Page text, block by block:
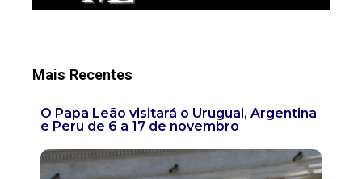
Mais Recentes
O Papa Leão visitará o Uruguai, Argentina
e Peru de 6 a 17 de novembro